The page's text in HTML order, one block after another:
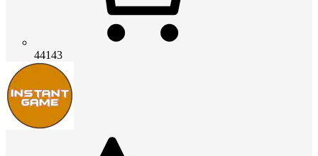
44143